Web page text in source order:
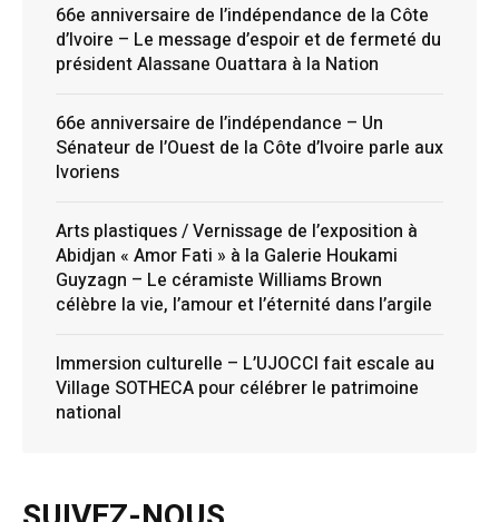
66e anniversaire de l’indépendance de la Côte
d’Ivoire – Le message d’espoir et de fermeté du
président Alassane Ouattara à la Nation
66e anniversaire de l’indépendance – Un
Sénateur de l’Ouest de la Côte d’Ivoire parle aux
Ivoriens
Arts plastiques / Vernissage de l’exposition à
Abidjan « Amor Fati » à la Galerie Houkami
Guyzagn – Le céramiste Williams Brown
célèbre la vie, l’amour et l’éternité dans l’argile
Immersion culturelle – L’UJOCCI fait escale au
Village SOTHECA pour célébrer le patrimoine
national